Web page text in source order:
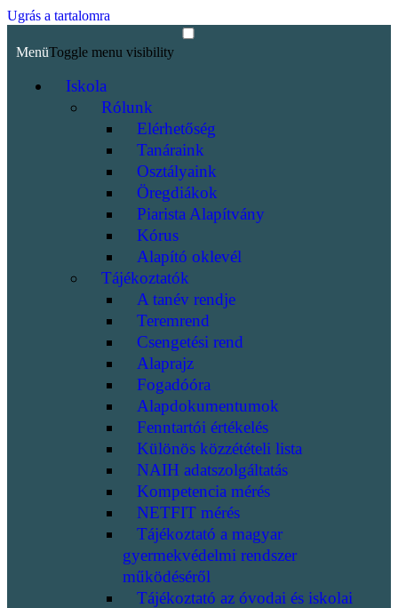
Ugrás a tartalomra
MenüToggle menu visibility
Iskola
Rólunk
Elérhetőség
Tanáraink
Osztályaink
Öregdiákok
Piarista Alapítvány
Kórus
Alapító oklevél
Tájékoztatók
A tanév rendje
Teremrend
Csengetési rend
Alaprajz
Fogadóóra
Alapdokumentumok
Fenntartói értékelés
Különös közzétételi lista
NAIH adatszolgáltatás
Kompetencia mérés
NETFIT mérés
Tájékoztató a magyar
gyermekvédelmi rendszer
működéséről
Tájékoztató az óvodai és iskolai